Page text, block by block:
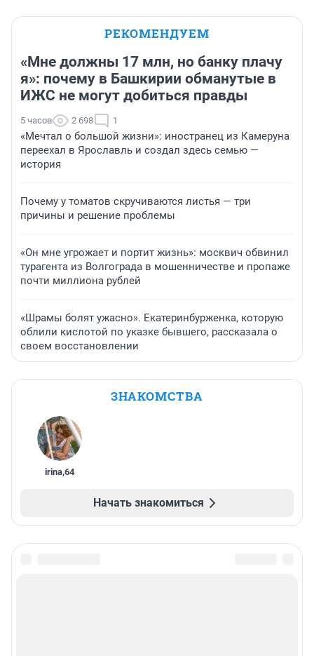
РЕКОМЕНДУЕМ
«Мне должны 17 млн, но банку плачу
я»: почему в Башкирии обманутые в
ИЖС не могут добиться правды
5 часов 2 698 1
«Мечтал о большой жизни»: иностранец из Камеруна
переехал в Ярославль и создал здесь семью —
история
Почему у томатов скручиваются листья — три
причины и решение проблемы
«Он мне угрожает и портит жизнь»: москвич обвинил
турагента из Волгограда в мошенничестве и пропаже
почти миллиона рублей
«Шрамы болят ужасно». Екатеринбурженка, которую
облили кислотой по указке бывшего, рассказала о
своем восстановлении
ЗНАКОМСТВА
irina,64
Начать знакомиться